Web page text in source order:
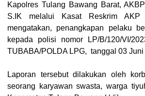
Kapolres Tulang Bawang Barat,
S.IK melalui Kasat Reskrim AKP
mengatakan, penangkapan pelaku
kepada polisi nomor LP/B/120/VI/
TUBABA/POLDA LPG, tanggal 03 Juni
Laporan tersebut dilakukan oleh
seorang karyawan swasta, warga